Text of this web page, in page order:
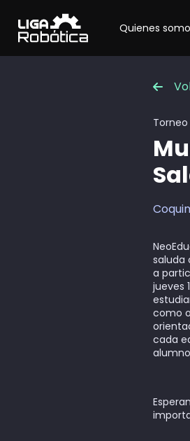
Quienes
saluda
a
jueves
como
cada